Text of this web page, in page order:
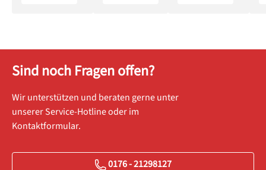
Sind noch Fragen offen?
Wir unterstützen und beraten gerne unter
unserer Service-Hotline oder im
Kontaktformular.
0176 - 21298127